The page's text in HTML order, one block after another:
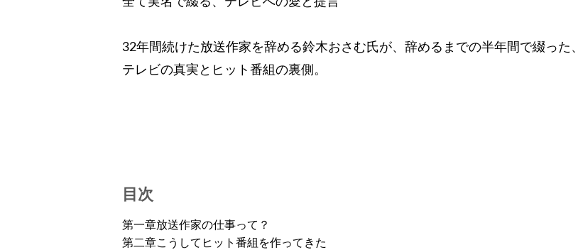
32年間続けた放送作家を辞める鈴木おさむ氏が、辞めるまでの半年間で綴った、
テレビの真実とヒット番組の裏側。
目次
第一章放送作家の仕事って？
第二章こうしてヒット番組を作ってきた